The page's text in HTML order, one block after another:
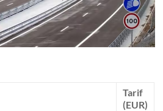
Tarif
(EUR)